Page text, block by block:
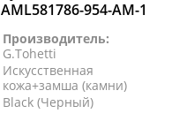
AML581786-954-AM-1
Производитель:
G.Tohetti
Искусственная
кожа+замша (камни)
Black (Черный)